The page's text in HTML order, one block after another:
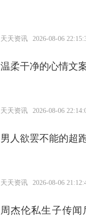
天天资讯 2026-08-06
温柔干净的心情文
天天资讯 2026-08-06
男人欲罢不能的超
天天资讯 2026-08-06
周杰伦私生子传